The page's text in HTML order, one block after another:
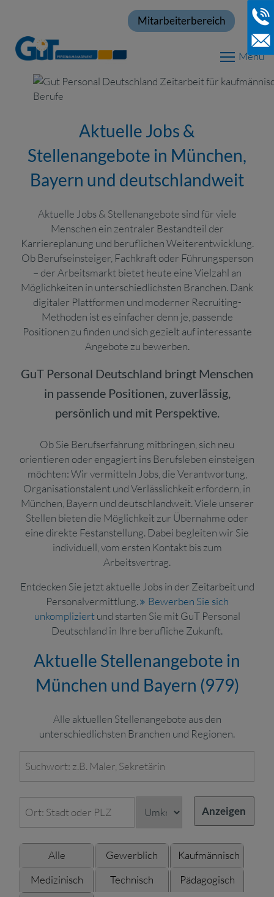
Mitarbeiterbereich
Menu
Aktuelle Jobs &
Stellenangebote in München,
Bayern und deutschlandweit
Aktuelle Jobs & Stellenangebote sind für viele
Menschen ein zentraler Bestandteil der
Karriereplanung und beruflichen Weiterentwicklung.
Ob Berufseinsteiger, Fachkraft oder Führungsperson
– der Arbeitsmarkt bietet heute eine Vielzahl an
Möglichkeiten in unterschiedlichsten Branchen. Dank
digitaler Plattformen und moderner Recruiting-
Methoden ist es einfacher denn je, passende
Positionen zu finden und sich gezielt auf interessante
Angebote zu bewerben.
GuT Personal Deutschland bringt Menschen
in passende Positionen, zuverlässig,
persönlich und mit Perspektive.
Ob Sie Berufserfahrung mitbringen, sich neu
orientieren oder engagiert ins Berufsleben einsteigen
möchten: Wir vermitteln Jobs, die Verantwortung,
Organisationstalent und Verlässlichkeit erfordern, in
München, Bayern und deutschlandweit. Viele unserer
Stellen bieten die Möglichkeit zur Übernahme oder
eine direkte Festanstellung. Dabei begleiten wir Sie
individuell, vom ersten Kontakt bis zum
Arbeitsvertrag.
Entdecken Sie jetzt aktuelle Jobs in der Zeitarbeit und
Personalvermittlung.
Bewerben Sie sich
unkompliziertund starten Sie mit GuT Personal
Deutschland in Ihre berufliche Zukunft.
Aktuelle Stellenangebote in
München und Bayern (979)
Alle aktuellen Stellenangebote aus den
unterschiedlichsten Branchen und Regionen.
Alle Gewerblich
Kaufmännisch
Medizinisch
Technisch
Pädagogisch